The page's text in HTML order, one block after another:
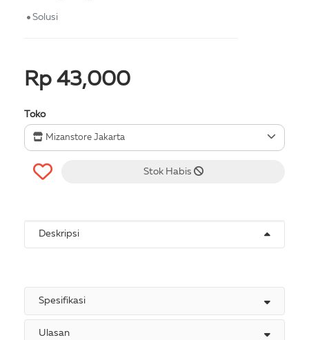
Solusi
Rp 43,000
Toko
Mizanstore Jakarta
Stok Habis
Deskripsi
Spesifikasi
Ulasan